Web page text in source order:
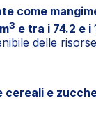
come
3 e tra i 74.2 e i
delle
cereali e